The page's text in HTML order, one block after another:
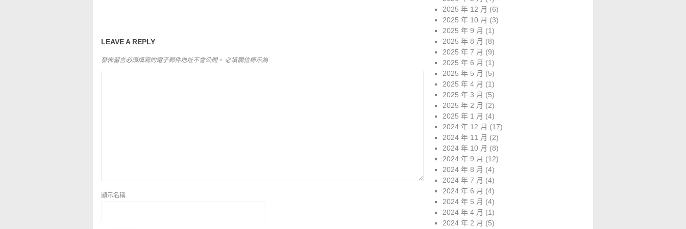
LEAVE A REPLY
發佈留言必須填寫的電子郵件地址不會公開。 必填欄位標示為
顯示名稱
2025 年 12 月 (6)
2025 年 10 月 (3)
2025 年 9 月 (1)
2025 年 8 月 (8)
2025 年 7 月 (9)
2025 年 6 月 (1)
2025 年 5 月 (5)
2025 年 4 月 (1)
2025 年 3 月 (5)
2025 年 2 月 (2)
2025 年 1 月 (4)
2024 年 12 月 (17)
2024 年 11 月 (2)
2024 年 10 月 (8)
2024 年 9 月 (12)
2024 年 8 月 (4)
2024 年 7 月 (4)
2024 年 6 月 (4)
2024 年 5 月 (4)
2024 年 4 月 (1)
2024 年 2 月 (5)